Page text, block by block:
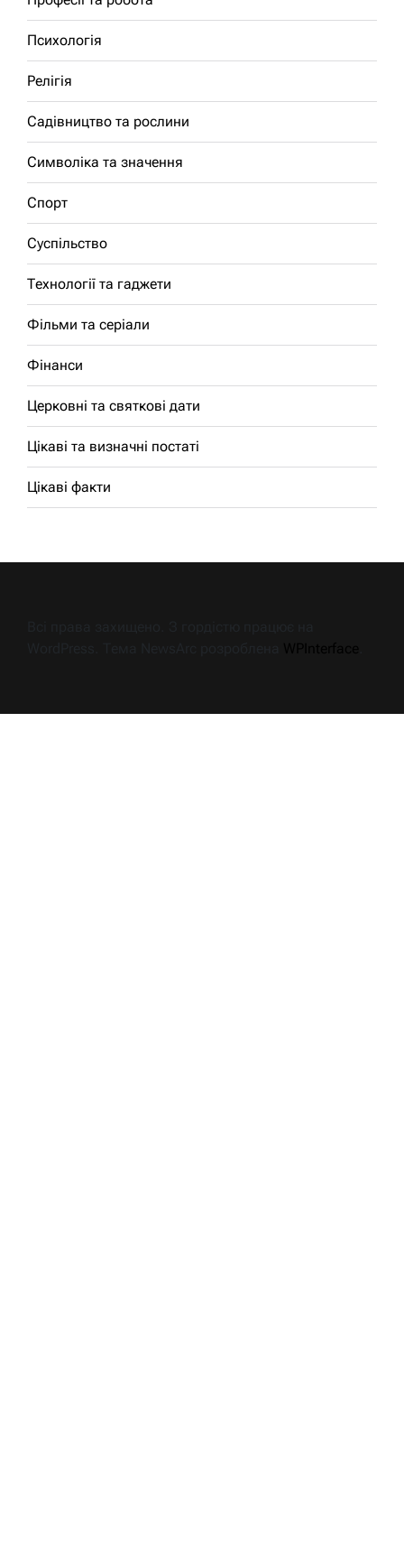
Психологія
Релігія
Садівництво та рослини
Символіка та значення
Спорт
Суспільство
Технології та гаджети
Фільми та серіали
Фінанси
Церковні та святкові дати
Цікаві та визначні постаті
Цікаві факти